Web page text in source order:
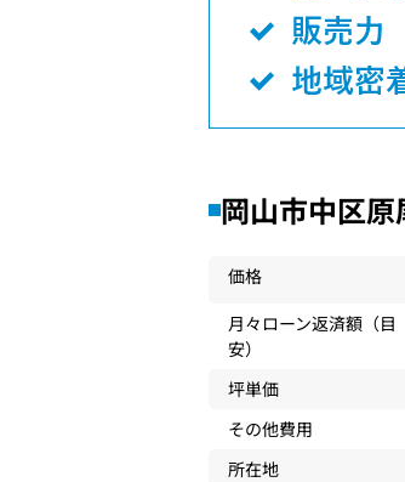
岡山市中区
価格
月々ローン返済額（目
安）
坪単価
その他費用
所在地